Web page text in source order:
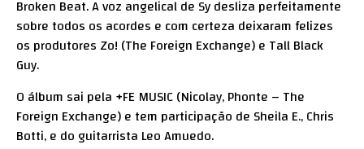
Broken Beat. A voz angelical de Sy desliza perfeitamente
sobre todos os acordes e com certeza deixaram felizes
os produtores Zo! (The Foreign Exchange) e Tall Black
Guy.
O álbum sai pela +FE MUSIC (Nicolay, Phonte – The
Foreign Exchange) e tem participação de Sheila E., Chris
Botti, e do guitarrista Leo Amuedo.